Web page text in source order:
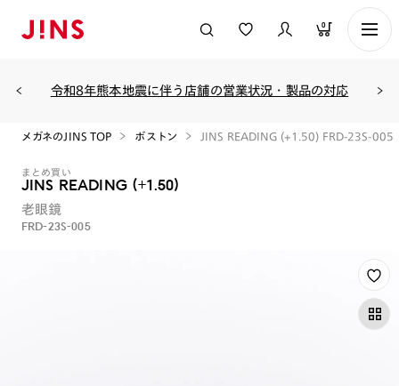
0
令和8年熊本地震に伴う店舗の営業状況・製品の対応
メガネのJINS TOP ボストン JINS READING (+1.50) FRD-23S-005
まとめ買い
JINS READING (+1.50)
老眼鏡
FRD-23S-005